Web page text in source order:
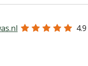
4.9